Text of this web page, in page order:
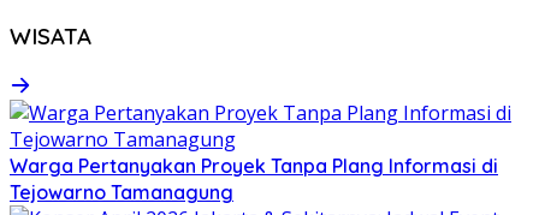
WISATA
Warga Pertanyakan Proyek Tanpa Plang Informasi di
Tejowarno Tamanagung